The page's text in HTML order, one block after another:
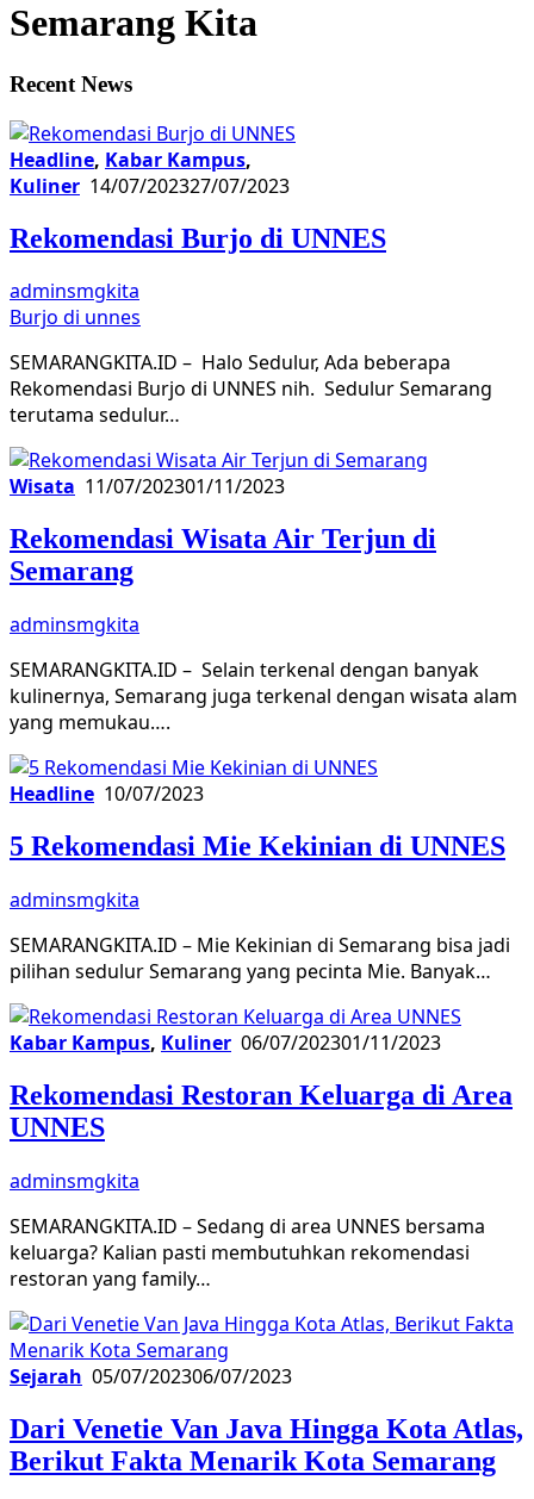
Semarang Kita
Recent News
Headline, Kabar Kampus,
Kuliner 14/07/202327/07/2023
Rekomendasi Burjo di UNNES
adminsmgkita
Burjo di unnes
SEMARANGKITA.ID – Halo Sedulur, Ada beberapa
Rekomendasi Burjo di UNNES nih. Sedulur Semarang
terutama sedulur…
Wisata 11/07/202301/11/2023
Rekomendasi Wisata Air Terjun di
Semarang
adminsmgkita
SEMARANGKITA.ID – Selain terkenal dengan banyak
kulinernya, Semarang juga terkenal dengan wisata alam
yang memukau….
Headline 10/07/2023
5 Rekomendasi Mie Kekinian di UNNES
adminsmgkita
SEMARANGKITA.ID – Mie Kekinian di Semarang bisa jadi
pilihan sedulur Semarang yang pecinta Mie. Banyak…
Kabar Kampus, Kuliner 06/07/202301/11/2023
Rekomendasi Restoran Keluarga di Area
UNNES
adminsmgkita
SEMARANGKITA.ID – Sedang di area UNNES bersama
keluarga? Kalian pasti membutuhkan rekomendasi
restoran yang family…
Sejarah 05/07/202306/07/2023
Dari Venetie Van Java Hingga Kota Atlas,
Berikut Fakta Menarik Kota Semarang